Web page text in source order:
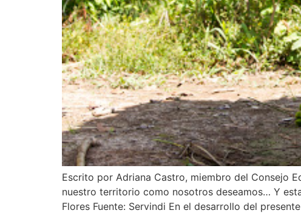
Escrito por Adriana Castro, miembro del Consejo
nuestro territorio como nosotros deseamos… Y
Flores Fuente: Servindi En el desarrollo del